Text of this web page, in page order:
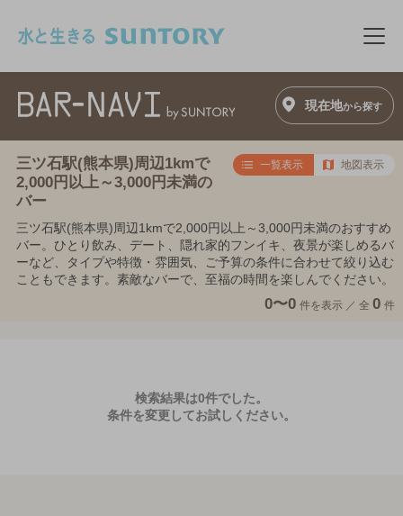
メ
現在地から探す
三ツ石駅(熊本県)周辺1kmで
2,000円以上～3,000円未満の
バー
一覧表示 地図表示
三ツ石駅(熊本県)周辺1kmで2,000円以上～3,000円未満のおすすめ
バー。ひとり飲み、デート、隠れ家的フンイキ、夜景が楽しめるバ
ーなど、タイプや特徴・雰囲気、ご予算の条件に合わせて絞り込む
こともできます。素敵なバーで、至福の時間を楽しんでください。
0〜0 件を表示 ／ 全 0 件
検索結果は0件でした。
条件を変更してお試しください。